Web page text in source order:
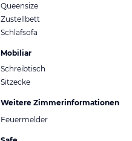
Queensize
Zustellbett
Schlafsofa
Mobiliar
Schreibtisch
Sitzecke
Weitere Zimmerinformationen
Feuermelder